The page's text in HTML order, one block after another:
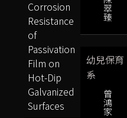
翠
臻
幼兒保育
系
曾
鴻
家
Corrosion
Resistance
of
Passivation
Film on
Hot-Dip
Galvanized
Surfaces